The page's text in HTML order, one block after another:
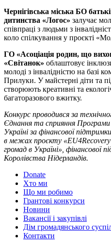
Чернігівська міська БО
дитинства «Логос» залучає
співпраці з людьми з
коло спілкування у проєкті
ГО «Асоціація родин, що
«Світанок» облаштовує
молоді з інвалідністю на базі
Прилуки. У майстерні діти та
створюють креативні та
багаторазового вжитку.
Конкурс проводився за
Єднання та сприяння
Україні за фінансової
в межах проєкту
громад в Україні», фінансової
Королівства Нідерландів.
Donate
Хто ми
Що ми робимо
Грантові конкурси
Новини
Вакансії і закупівлі
Дім громадянського
Контакти